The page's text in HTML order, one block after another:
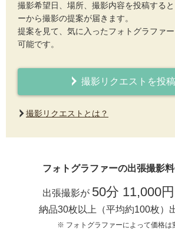
撮影希望日、場所、撮影内容を投稿する
ーから撮影の提案が届きます。
提案を見て、気に入ったフォトグラファ
可能です。
撮影リクエストを投
撮影リクエストとは？
フォトグラファーの出張撮影
出張撮影が 50分 11,000円
納品30枚以上（平均約100枚）
※ フォトグラファーによって価格は